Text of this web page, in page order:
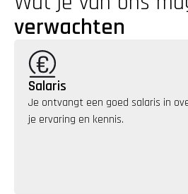
verwachten
Salaris
Je ontvangt een goed salaris in
je ervaring en kennis.